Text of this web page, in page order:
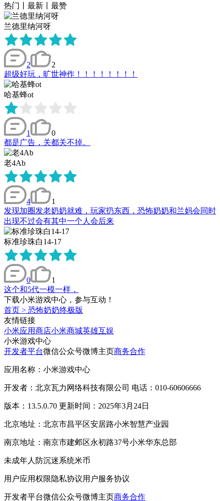
热门
最新 最赞
兰德里纳河呀
2
2
超级好玩，旷世神作！！！！！！！！
哈基蜂ot
1
0
都是广告，关都关不掉。
老4Ab
4
1
发现加圈发老奶奶就难，玩家扔东西，恐怖奶奶和兰妈会同时
出现不过会有其中一个人会后来
标准珍珠白14-17
0
1
这个和5代一模一样，
下载小米游戏中心，参与互动！
首页 > 恐怖奶奶终极版
友情链接
小米应用商店小米商城英雄互娱
小米游戏中心
开发者平台微信公众号微博主页商务合作
应用名称：小米游戏中心
开发者：北京瓦力网络科技有限公司 电话：010-60606666
版本：13.5.0.70 更新时间：2025年3月24日
北京地址：北京市昌平区安居路小米智慧产业园
南京地址：南京市建邺区永初路37号小米华东总部
未成年人防沉迷系统米币
用户应用权限隐私协议用户服务协议
开发者平台微信公众号微博主页商务合作